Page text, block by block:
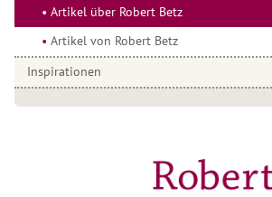
Artikel über Robert Betz
Artikel von Robert Betz
Inspirationen